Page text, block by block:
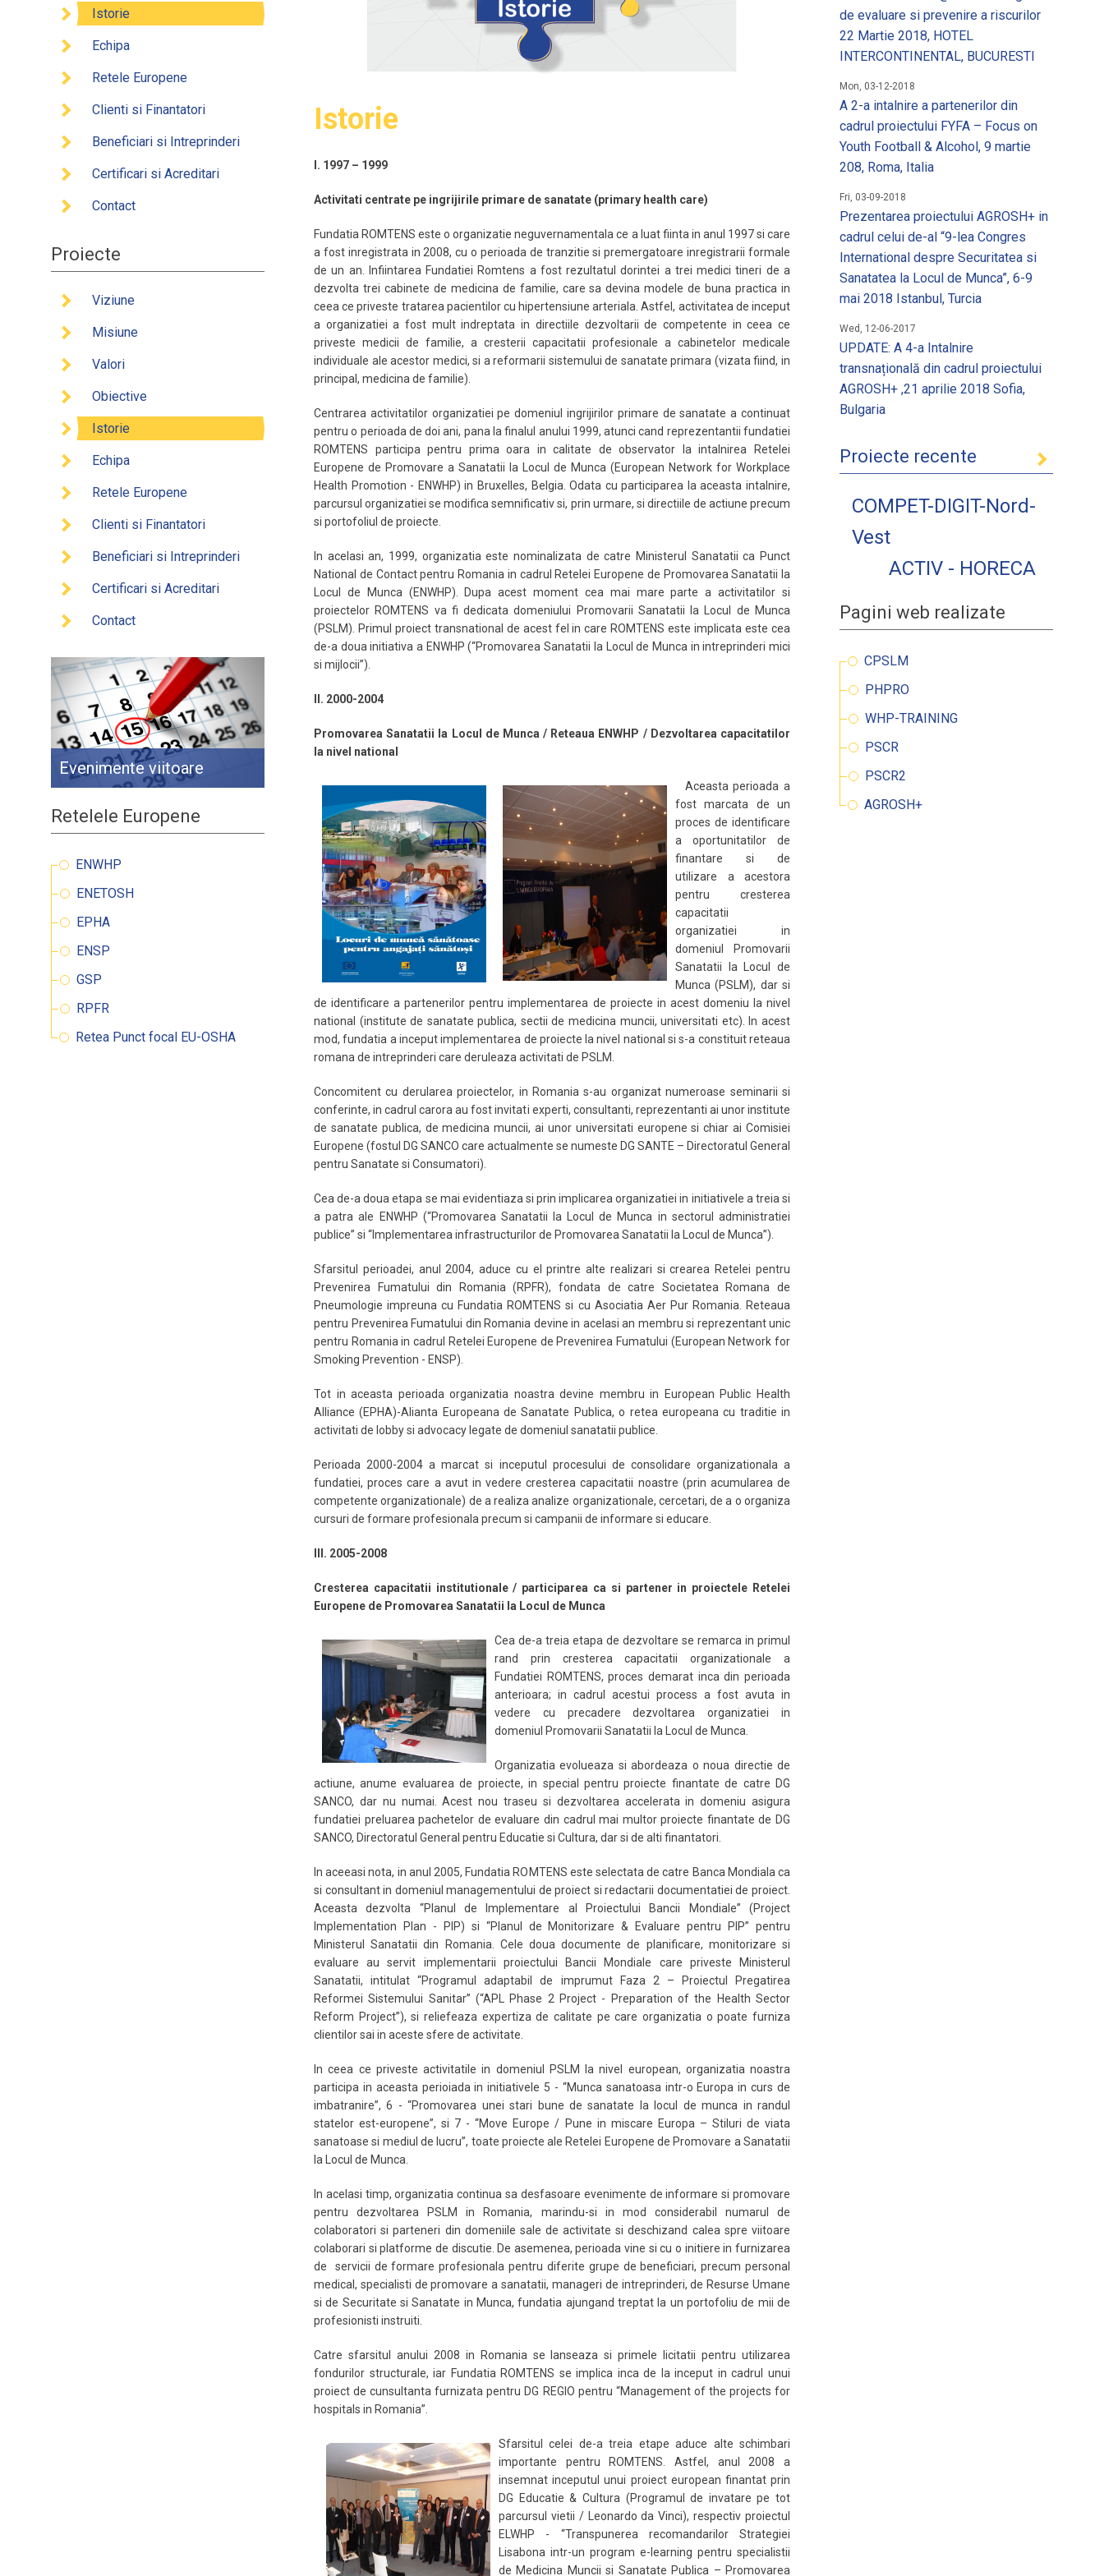
Certificari si Acreditari
Ocuparea Fortei de Munca
Dezvoltare Comunitara
Istorie
I. 1997 – 1999
Activitati centrate pe ingrijirile primare de sanatate (primary health care)
Fundatia ROMTENS este o organizatie neguvernamentala ce a luat fiinta in anul 1997 si care
a fost inregistrata in 2008, cu o perioada de tranzitie si premergatoare inregistrarii formale
de un an. Infiintarea Fundatiei Romtens a fost rezultatul dorintei a trei medici tineri de a
dezvolta trei cabinete de medicina de familie, care sa devina modele de buna practica in
ceea ce priveste tratarea pacientilor cu hipertensiune arteriala. Astfel, activitatea de inceput
a organizatiei a fost mult indreptata in directiile dezvoltarii de competente in ceea ce
priveste medicii de familie, a cresterii capacitatii profesionale a cabinetelor medicale
individuale ale acestor medici, si a reformarii sistemului de sanatate primara (vizata fiind, in
principal, medicina de familie).
Centrarea activitatilor organizatiei pe domeniul ingrijirilor primare de sanatate a continuat
pentru o perioada de doi ani, pana la finalul anului 1999, atunci cand reprezentantii fundatiei
ROMTENS participa pentru prima oara in calitate de observator la intalnirea Retelei
Europene de Promovare a Sanatatii la Locul de Munca (European Network for Workplace
Health Promotion - ENWHP) in Bruxelles, Belgia. Odata cu participarea la aceasta intalnire,
parcursul organizatiei se modifica semnificativ si, prin urmare, si directiile de actiune precum
si portofoliul de proiecte.
In acelasi an, 1999, organizatia este nominalizata de catre Ministerul Sanatatii ca Punct
National de Contact pentru Romania in cadrul Retelei Europene de Promovarea Sanatatii la
Locul de Munca (ENWHP). Dupa acest moment cea mai mare parte a activitatilor si
proiectelor ROMTENS va fi dedicata domeniului Promovarii Sanatatii la Locul de Munca
(PSLM). Primul proiect transnational de acest fel in care ROMTENS este implicata este cea
de-a doua initiativa a ENWHP (“Promovarea Sanatatii la Locul de Munca in intreprinderi mici
si mijlocii”).
II. 2000-2004
Promovarea Sanatatii la Locul de Munca / Reteaua ENWHP / Dezvoltarea capacitatilor
la nivel national
Aceasta perioada a
fost marcata de un
proces de identificare
a oportunitatilor de
finantare si de
utilizare a acestora
pentru cresterea
capacitatii
organizatiei in
domeniul Promovarii
Sanatatii la Locul de
Munca (PSLM), dar si
de identificare a partenerilor pentru implementarea de proiecte in acest domeniu la nivel
national (institute de sanatate publica, sectii de medicina muncii, universitati etc). In acest
mod, fundatia a inceput implementarea de proiecte la nivel national si s-a constituit reteaua
romana de intreprinderi care deruleaza activitati de PSLM.
Concomitent cu derularea proiectelor, in Romania s-au organizat numeroase seminarii si
conferinte, in cadrul carora au fost invitati experti, consultanti, reprezentanti ai unor institute
de sanatate publica, de medicina muncii, ai unor universitati europene si chiar ai Comisiei
Europene (fostul DG SANCO care actualmente se numeste DG SANTE – Directoratul General
pentru Sanatate si Consumatori).
Cea de-a doua etapa se mai evidentiaza si prin implicarea organizatiei in initiativele a treia si
a patra ale ENWHP (“Promovarea Sanatatii la Locul de Munca in sectorul administratiei
publice” si “Implementarea infrastructurilor de Promovarea Sanatatii la Locul de Munca”).
Sfarsitul perioadei, anul 2004, aduce cu el printre alte realizari si crearea Retelei pentru
Prevenirea Fumatului din Romania (RPFR), fondata de catre Societatea Romana de
Pneumologie impreuna cu Fundatia ROMTENS si cu Asociatia Aer Pur Romania. Reteaua
pentru Prevenirea Fumatului din Romania devine in acelasi an membru si reprezentant unic
pentru Romania in cadrul Retelei Europene de Prevenirea Fumatului (European Network for
Smoking Prevention - ENSP).
Tot in aceasta perioada organizatia noastra devine membru in European Public Health
Alliance (EPHA)-Alianta Europeana de Sanatate Publica, o retea europeana cu traditie in
activitati de lobby si advocacy legate de domeniul sanatatii publice.
Perioada 2000-2004 a marcat si inceputul procesului de consolidare organizationala a
fundatiei, proces care a avut in vedere cresterea capacitatii noastre (prin acumularea de
competente organizationale) de a realiza analize organizationale, cercetari, de a o organiza
cursuri de formare profesionala precum si campanii de informare si educare.
III. 2005-2008
Cresterea capacitatii institutionale / participarea ca si partener in proiectele Retelei
Europene de Promovarea Sanatatii la Locul de Munca
Cea de-a treia etapa de dezvoltare se remarca in primul
rand prin cresterea capacitatii organizationale a
Fundatiei ROMTENS, proces demarat inca din perioada
anterioara; in cadrul acestui process a fost avuta in
vedere cu precadere dezvoltarea organizatiei in
domeniul Promovarii Sanatatii la Locul de Munca.
Organizatia evolueaza si abordeaza o noua directie de
actiune, anume evaluarea de proiecte, in special pentru proiecte finantate de catre DG
SANCO, dar nu numai. Acest nou traseu si dezvoltarea accelerata in domeniu asigura
fundatiei preluarea pachetelor de evaluare din cadrul mai multor proiecte finantate de DG
SANCO, Directoratul General pentru Educatie si Cultura, dar si de alti finantatori.
In aceeasi nota, in anul 2005, Fundatia ROMTENS este selectata de catre Banca Mondiala ca
si consultant in domeniul managementului de proiect si redactarii documentatiei de proiect.
Aceasta dezvolta “Planul de Implementare al Proiectului Bancii Mondiale” (Project
Implementation Plan - PIP) si “Planul de Monitorizare & Evaluare pentru PIP” pentru
Ministerul Sanatatii din Romania. Cele doua documente de planificare, monitorizare si
evaluare au servit implementarii proiectului Bancii Mondiale care priveste Ministerul
Sanatatii, intitulat “Programul adaptabil de imprumut Faza 2 – Proiectul Pregatirea
Reformei Sistemului Sanitar” (“APL Phase 2 Project - Preparation of the Health Sector
Reform Project”), si reliefeaza expertiza de calitate pe care organizatia o poate furniza
clientilor sai in aceste sfere de activitate.
In ceea ce priveste activitatile in domeniul PSLM la nivel european, organizatia noastra
participa in aceasta perioiada in initiativele 5 - “Munca sanatoasa intr-o Europa in curs de
imbatranire”, 6 - “Promovarea unei stari bune de sanatate la locul de munca in randul
statelor est-europene”, si 7 - “Move Europe / Pune in miscare Europa – Stiluri de viata
sanatoase si mediul de lucru”, toate proiecte ale Retelei Europene de Promovare a Sanatatii
la Locul de Munca.
In acelasi timp, organizatia continua sa desfasoare evenimente de informare si promovare
pentru dezvoltarea PSLM in Romania, marindu-si in mod considerabil numarul de
colaboratori si parteneri din domeniile sale de activitate si deschizand calea spre viitoare
colaborari si platforme de discutie. De asemenea, perioada vine si cu o initiere in furnizarea
de servicii de formare profesionala pentru diferite grupe de beneficiari, precum personal
medical, specialisti de promovare a sanatatii, manageri de intreprinderi, de Resurse Umane
si de Securitate si Sanatate in Munca, fundatia ajungand treptat la un portofoliu de mii de
profesionisti instruiti.
Catre sfarsitul anului 2008 in Romania se lanseaza si primele licitatii pentru utilizarea
fondurilor structurale, iar Fundatia ROMTENS se implica inca de la inceput in cadrul unui
proiect de cunsultanta furnizata pentru DG REGIO pentru “Management of the projects for
hospitals in Romania”.
Sfarsitul celei de-a treia etape aduce alte schimbari
importante pentru ROMTENS. Astfel, anul 2008 a
insemnat inceputul unui proiect european finantat prin
DG Educatie & Cultura (Programul de invatare pe tot
parcursul vietii / Leonardo da Vinci), respectiv proiectul
ELWHP - “Transpunerea recomandarilor Strategiei
Lisabona intr-un program e-learning pentru specialistii
de Medicina Muncii si Sanatate Publica – Promovarea
Istorie
Echipa
Retele Europene
Clienti si Finantatori
Beneficiari si Intreprinderi
Certificari si Acreditari
Contact
Proiecte
Viziune
Misiune
Valori
Obiective
Istorie
Echipa
Retele Europene
Clienti si Finantatori
Beneficiari si Intreprinderi
Certificari si Acreditari
Contact
Evenimente viitoare
Retelele Europene
ENWHP
ENETOSH
EPHA
ENSP
GSP
RPFR
Retea Punct focal EU-OSHA
de evaluare si prevenire a riscurilor
22 Martie 2018, HOTEL
INTERCONTINENTAL, BUCURESTI
Mon, 03-12-2018
A 2-a intalnire a partenerilor din
cadrul proiectului FYFA – Focus on
Youth Football & Alcohol, 9 martie
208, Roma, Italia
Fri, 03-09-2018
Prezentarea proiectului AGROSH+ in
cadrul celui de-al “9-lea Congres
International despre Securitatea si
Sanatatea la Locul de Munca”, 6-9
mai 2018 Istanbul, Turcia
Wed, 12-06-2017
UPDATE: A 4-a Intalnire
transnațională din cadrul proiectului
AGROSH+ ,21 aprilie 2018 Sofia,
Bulgaria
Proiecte recente
COMPET-DIGIT-Nord-
Vest
ACTIV - HORECA
Pagini web realizate
CPSLM
PHPRO
WHP-TRAINING
PSCR
PSCR2
AGROSH+